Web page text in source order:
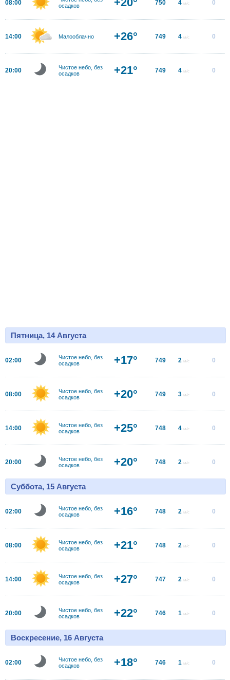
08:00
осадков
750 4 м/с 0
14:00 Малооблачно +26° 749 4 м/с 0
20:00
Чистое небо, без
осадков
+21° 749 4 м/с 0
Пятница, 14 Августа
02:00
Чистое небо, без
осадков
+17° 749 2 м/с 0
08:00
Чистое небо, без
осадков
+20° 749 3 м/с 0
14:00
Чистое небо, без
осадков
+25° 748 4 м/с 0
20:00
Чистое небо, без
осадков
+20° 748 2 м/с 0
Суббота, 15 Августа
02:00
Чистое небо, без
осадков
+16° 748 2 м/с 0
08:00
Чистое небо, без
осадков
+21° 748 2 м/с 0
14:00
Чистое небо, без
осадков
+27° 747 2 м/с 0
20:00
Чистое небо, без
осадков
+22° 746 1 м/с 0
Воскресение, 16 Августа
02:00
Чистое небо, без
осадков
+18° 746 1 м/с 0